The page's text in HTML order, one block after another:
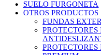
SUELO FURGONETA
OTROS PRODUCTOS
FUNDAS